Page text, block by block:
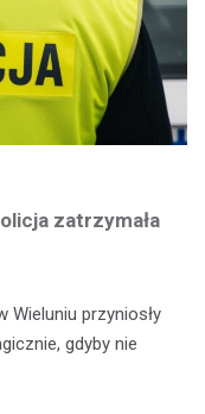
zatrzymała
Wieluniu przyniosły
gdyby nie